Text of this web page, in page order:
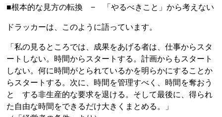
■根本的な見方の転換 − 「やるべきこと」から考えない
ドラッカーは、このように語っています。
「私の見るところでは、成果をあげる者は、仕事からスタ
ートしない。時間からスタートする。計画からもスタート
しない。何に時間がとられているかを明らかにすることか
らスタートする。次に、時間を管理すべく、時間を奪おう
と する非生産的な要求を退ける。そして最後に、得られ
た自由な時間をできるだけ大きくまとめる。」